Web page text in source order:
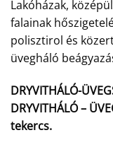
Lakóházak,
falainak
polisztirol és
üvegháló
DRYVITHÁLÓ-
DRYVITHÁLÓ –
tekercs.